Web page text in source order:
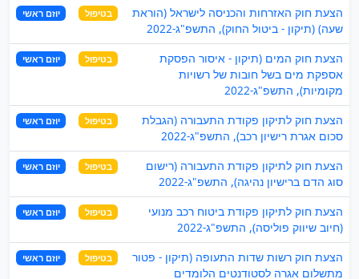
הצעת חוק האזרחות והכניסה לישראל (הוראת
שעה) (תיקון - ביטול החוק), התשפ"ג-2022
בטיפול יוזם ראשי
הצעת חוק המים (תיקון - איסור הפסקת
אספקת מים בשל חובות של רשויות
מקומיות), התשפ"ג-2022
בטיפול יוזם ראשי
הצעת חוק לתיקון פקודת התעבורה (הגבלת
סכום אגרת רישיון רכב), התשפ"ג-2022
בטיפול יוזם ראשי
הצעת חוק לתיקון פקודת התעבורה (רישום
סוג הדם ברישיון נהיגה), התשפ"ג-2022
בטיפול יוזם ראשי
הצעת חוק לתיקון פקודת ביטוח רכב מנועי
(חיוב שיווק פוליסה), התשפ"ג-2022
בטיפול יוזם ראשי
הצעת חוק רשות שדות התעופה (תיקון - פטור
מתשלום אגרה לסטודנטים הלומדים
בטיפול יוזם ראשי